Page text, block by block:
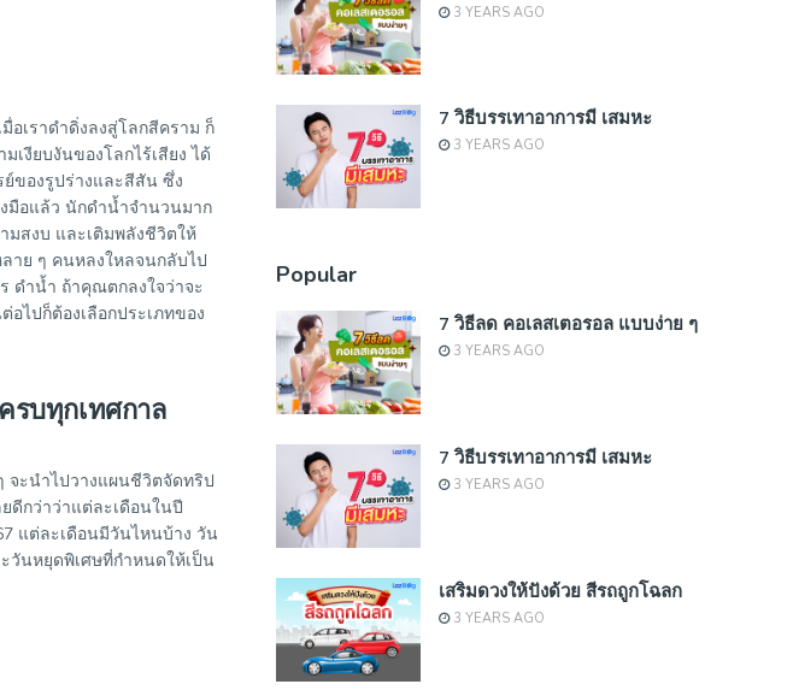
อเราดำดิ่งลงสู่โลกสีคราม ก็
เงียบงันของโลกไร้เสียง ได้
ของรูปร่างและสีสัน ซึ่ง
มือแล้ว นักดำน้ำจำนวนมาก
มสงบ และเติมพลังชีวิตให้
าย ๆ คนหลงใหลจนกลับไป
ดำน้ำ ถ้าคุณตกลงใจว่าจะ
ไปก็ต้องเลือกประเภทของ
รบทุกเทศกาล
จะนำไปวางแผนชีวิตจัดทริป
ดีกว่าว่าแต่ละเดือนในปี
แต่ละเดือนมีวันไหนบ้าง วัน
วันหยุดพิเศษที่กำหนดให้เป็น
3 YEARS AGO
7 วิธีบรรเทาอาการมี เสมหะ
3 YEARS AGO
Popular
7 วิธีลด คอเลสเตอรอล แบบง่าย ๆ
3 YEARS AGO
7 วิธีบรรเทาอาการมี เสมหะ
3 YEARS AGO
เสริมดวงให้ปังด้วย สีรถถูกโฉลก
3 YEARS AGO